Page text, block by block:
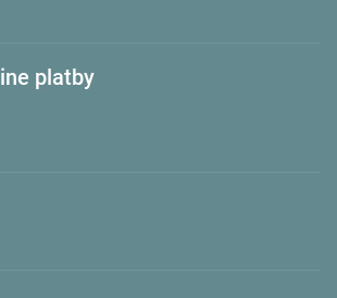
platby